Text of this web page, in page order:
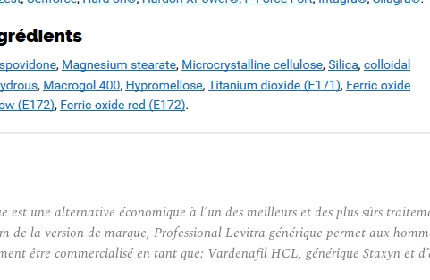
une alternative économique à l’un des meilleurs et des plus sûrs
la version de marque, Professional Levitra générique permet aux
être commercialisé en tant que: Vardenafil HCL, générique Staxyn et